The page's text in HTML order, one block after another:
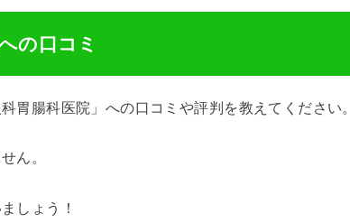
の口コミ
胃腸科医院」への口コミや評判を教えてください。
ん。
しょう！